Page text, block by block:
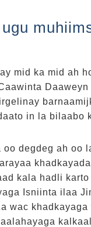
mid ka mid ah
in la bilaabo
oo degdeg ah oo
kala hadli
Isniinta ilaa
wac khadkayaga